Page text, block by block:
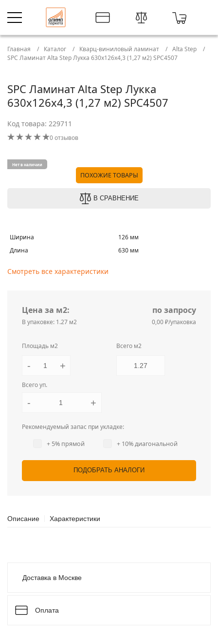
Главная Каталог Кварц-виниловый ламинат
Alta Step
SPC Ламинат Alta Step Лукка 630x126x4,3 (1,27 м2) SPC4507
SPC Ламинат Alta Step Лукка
630x126x4,3 (1,27 м2) SPC4507
Код товара: 229711
0 отзывов
Нет в наличии
ПОХОЖИЕ ТОВАРЫ
В СРАВНЕНИЕ
Ширина
126 мм
Длина
630 мм
Смотреть все характеристики
Цена за м2: по запросу
В упаковке: 1.27 м2 0,00 ₽/упаковка
Площадь м2
- +
Всего м2
Всего уп.
- +
Рекомендуемый запас при укладке:
+ 5% прямой + 10% диагональной
ПОДОБРАТЬ АНАЛОГИ
Описание Характеристики
Доставка в Москве
Оплата